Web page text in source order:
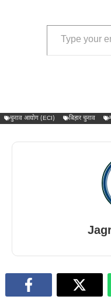
Type your email…
चुनाव आयोग (ECI) बिहार चुनाव